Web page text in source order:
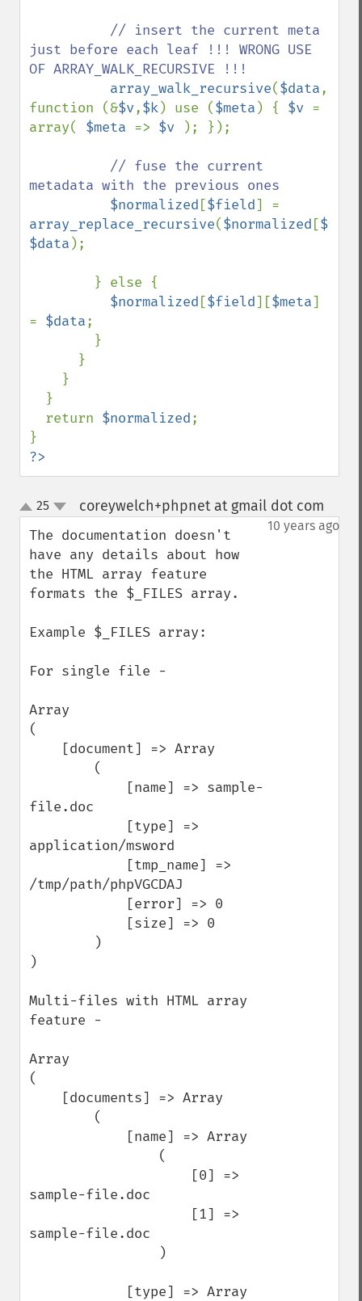
// insert the current meta
just before each leaf !!! WRONG USE
OF ARRAY_WALK_RECURSIVE !!!
array_walk_recursive($data,
function (&$v,$k) use ($meta ) { $v =
array( $meta => $v ); });
// fuse the current
metadata with the previous ones
$normalized [$field
array_replace_recursive($normalized [
$data );
$normalized [$field][$meta]
= $data;
  return
$normalized;
?>
up
down
25 coreywelch+phpnet at gmail dot com
10 years ago
The documentation doesn't
have any details about how
the HTML array feature
formats the $_FILES array.
Example $_FILES array:
For single file -
Array
(
file.doc
application/msword
/tmp/path/phpVGCDAJ
)
Multi-files with HTML array
feature -
Array
(
sample-file.doc
sample-file.doc